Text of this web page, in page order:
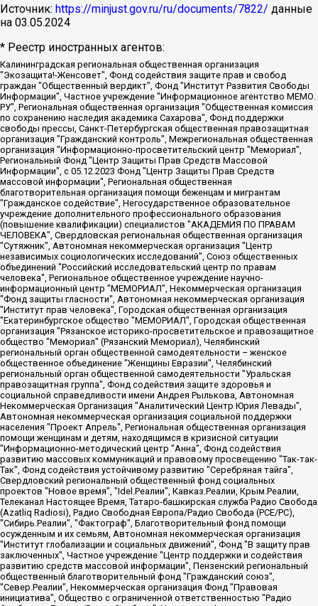
Источник: https://minjust.gov.ru/ru/documents/7822/ данные
на 03.05.2024
* Реестр иностранных агентов:
Калининградская региональная общественная организация "Экозащита!-Женсовет", Фонд содействия защите прав и свобод граждан "Общественный вердикт", Фонд "Институт Развития Свободы Информации", Частное учреждение "Информационное агентство МЕМО. РУ", Региональная общественная организация "Общественная комиссия по сохранению наследия академика Сахарова", Фонд поддержки свободы прессы, Санкт-Петербургская общественная правозащитная организация "Гражданский контроль", Межрегиональная общественная организация "Информационно-просветительский центр "Мемориал", Региональный Фонд "Центр Защиты Прав Средств Массовой Информации", с 05.12.2023 Фонд "Центр Защиты Прав Средств массовой информации", Региональная общественная благотворительная организация помощи беженцам и мигрантам "Гражданское содействие", Негосударственное образовательное учреждение дополнительного профессионального образования (повышение квалификации) специалистов "АКАДЕМИЯ ПО ПРАВАМ ЧЕЛОВЕКА", Свердловская региональная общественная организация "Сутяжник", Автономная некоммерческая организация "Центр независимых социологических исследований", Союз общественных объединений "Российский исследовательский центр по правам человека", Региональное общественное учреждение научно-информационный центр "МЕМОРИАЛ", Некоммерческая организация "Фонд защиты гласности", Автономная некоммерческая организация "Институт прав человека", Городская общественная организация "Екатеринбургское общество "МЕМОРИАЛ", Городская общественная организация "Рязанское историко-просветительское и правозащитное общество "Мемориал" (Рязанский Мемориал), Челябинский региональный орган общественной самодеятельности – женское общественное объединение "Женщины Евразии", Челябинский региональный орган общественной самодеятельности "Уральская правозащитная группа", Фонд содействия защите здоровья и социальной справедливости имени Андрея Рылькова, Автономная Некоммерческая Организация "Аналитический Центр Юрия Левады", Автономная некоммерческая организация социальной поддержки населения "Проект Апрель", Региональная общественная организация помощи женщинам и детям, находящимся в кризисной ситуации "Информационно-методический центр "Анна", Фонд содействия развитию массовых коммуникаций и правовому просвещению "Так-так-Так", Фонд содействия устойчивому развитию "Серебряная тайга", Свердловский региональный общественный фонд социальных проектов "Новое время", "Idel.Реалии", Кавказ.Реалии, Крым.Реалии, Телеканал Настоящее Время, Татаро-башкирская служба Радио Свобода (Azatliq Radiosi), Радио Свободная Европа/Радио Свобода (PCE/PC), "Сибирь.Реалии", "Фактограф", Благотворительный фонд помощи осужденным и их семьям, Автономная некоммерческая организация "Институт глобализации и социальных движений", Фонд "В защиту прав заключенных", Частное учреждение "Центр поддержки и содействия развитию средств массовой информации", Пензенский региональный общественный благотворительный фонд "Гражданский союз", "Север.Реалии", Некоммерческая организация Фонд "Правовая инициатива", Общество с ограниченной ответственностью "Радио Свободная Европа/Радио Свобода", Чешское информационное агентство "MEDIUM-ORIENT", Красноярская региональная общественная организация "Мы против СПИДа", Камалягин Денис Николаевич, Маркелов Сергей Евгеньевич, Пономарев Лев Александрович, Савицкая Людмила Алексеевна, Автономная некоммерческая организация "Центр по работе с проблемой насилия "НАСИЛИЮ.НЕТ", Межрегиональный профессиональный союз работников здравоохранения "Альянс врачей", Юридическое лицо, зарегистрированное в Латвийской Республике, SIA "Medusa Project" (регистрационный номер 40103797863, дата регистрации 10.06.2014), Некоммерческая организация "Фонд по борьбе с коррупцией", Автономная некоммерческая организация "Институт права и публичной политики", Баданин Роман Сергеевич, Гликин Максим Александрович, Железнова Мария Михайловна, Лукьянова Юлия Сергеевна, Маетная Елизавета Витальевна, Маняхин Петр Борисович, Чуракова Ольга Владимировна, Ярош Юлия Петровна, Юридическое лицо "The Insider SIA", зарегистрированное в Риге, Латвийская Республика (дата регистрации 26.06.2015), являющееся администратором доменного имени интернет-издания "The Insider SIA", https://theins.ru, Постернак Алексей Евгеньевич, Рубин Михаил Аркадьевич, Анин Роман Александрович, Юридическое лицо Istories fonds, зарегистрированное в Латвийской Республике (регистрационный номер 50008295751, дата регистрации 24.02.2020), Великовский Дмитрий Александрович, Долинина Ирина Николаевна, Мароховская Алеся Алексеевна, Шлейнов Роман Юрьевич, Шмагун Олеся Валентиновна, Общество с ограниченной ответственностью "Альтаир 2021", Общество с ограниченной ответственностью "Вега 2021", Общество с ограниченной ответственностью "Главный редактор 2021", Общество с ограниченной ответственностью "Ромашки монолит", Важенков Артем Валерьевич, Ивановская областная общественная организация "Центр гендерных исследований", Гурман Юрий Альбертович, Медиапроект "ОВД-Инфо", Егоров Владимир Владимирович, Жилинский Владимир Александрович, Общество с ограниченной ответственностью "ЗП", Иванова София Юрьевна, Карезина Инна Павловна, Кильтау Екатерина Викторовна, Петров Алексей Викторович, Пискунов Сергей Евгеньевич, Смирнов Сергей Сергеевич, Тихонов Михаил Сергеевич, Общество с ограниченной ответственностью "ЖУРНАЛИСТ-ИНОСТРАННЫЙ АГЕНТ", Арапова Галина Юрьевна, Вольтская Татьяна Анатольевна, Американская компания "Mason G.E.S. Anonymous Foundation" (США), являющаяся владельцем интернет-издания https://mnews.world/, Компания "Stichting Bellingcat", зарегистрированная в Нидерландах (дата регистрации 11.07.2018), Захаров Андрей Вячеславович, Клепиковская Екатерина Дмитриевна, Общество с ограниченной ответственностью "МЕМО", Перл Роман Александрович, Симонов Евгений Алексеевич, Соловьева Елена Анатольевна, Сотников Даниил Владимирович, Сурначева Елизавета Дмитриевна, Автономная некоммерческая организация по защите прав человека и информированию населения "Якутия – Наше Мнение", Общество с ограниченной ответственностью "Москоу диджитал медиа", с 26.01.2023 Общество с ограниченной ответственностью "Чайка Белые сады", Ветошкина Валерия Валерьевна, Заговора Максим Александрович, Межрегиональное общественное движение "Российская ЛГБТ - сеть", Оленичев Максим Владимирович, Павлов Иван Юрьевич, Скворцова Елена Сергеевна, Общество с ограниченной ответственностью "Как бы инагент", Кочетков Игорь Викторович, Общество с ограниченной ответственностью "Честные выборы", Еланчик Олег Александрович, Общество с ограниченной ответственностью "Нобелевский призыв", Гималова Регина Эмилевна, Григорьев Андрей Валерьевич, Григорьева Алина Александровна, Ассоциация по содействию защите прав призывников, альтернативнослужащих и военнослужащих "Правозащитная группа "Гражданин.Армия.Право", Хисамова Регина Фаритовна, Автономная некоммерческая организация по реализации социально-правовых программ "Лилит", Дальневосточное общественное движение "Маяк", Санкт-Петербургская ЛГБТ-инициативная группа "Выход", Инициативная группа ЛГБТ+ "Реверс", Алексеев Андрей Викторович, Бекбулатова Таисия Львовна, Беляев Иван Михайлович, Владыкина Елена Сергеевна, Гельман Марат Александрович, Никульшина Вероника Юрьевна, Толоконникова Надежда Андреевна, Шендерович Виктор Анатольевич, Общество с ограниченной ответственностью "Данное сообщение", Общество с ограниченной ответственностью Издательский дом "Новая глава", Айнбиндер Александра Александровна, Московский комьюнити-центр для ЛГБТ+инициатив, Благотворительный фонд развития филантропии, Deutsche Welle (Германия, Kurt-Schumacher-Strasse 3, 53113 Bonn), Борзунова Мария Михайловна, Воробьев Виктор Викторович, Голубева Анна Львовна, Константинова Алла Михайловна, Малкова Ирина Владимировна, Мурадов Мурад Абдулгалимович, Осетинская Елизавета Николаевна, Понасенков Евгений Николаевич, Ганапольский Матвей Юрьевич, Киселев Евгений Алексеевич, Борухович Ирина Григорьевна, Дремин Иван Тимофеевич, Дубровский Дмитрий Викторович, Красноярская региональная общественная организация поддержки и развития альтернативных образовательных технологий и межкультурных коммуникаций "ИНТЕРРА", Маяковская Екатерина Алексеевна, Фейгин Марк Захарович, Филимонов Андрей Викторович, Дзугкоева Регина Николаевна, Доброхотов Роман Александрович, Дудь Юрий Александрович, Елкин Сергей Владимирович, Кругликов Кирилл Игоревич, Сабунаева Мария Леонидовна, Семенов Алексей Владимирович, Шаинян Карен Багратович, Шульман Екатерина Михайловна, Асафьев Артур Валерьевич, Вахштайн Виктор Семенович, Венедиктов Алексей Алексеевич, Лушникова Екатерина Евгеньевна, Волков Леонид Михайлович, Невзоров Александр Глебович, Пархоменко Сергей Борисович, Сироткин Ярослав Николаевич, Кара-Мурза Владимир Владимирович, Баранова Наталья Владимировна, Гозман Леонид Яковлевич, Кагарлицкий Борис Юльевич, Климарев Михаил Валерьевич, Милов Владимир Станиславович, Автономная некоммерческая организация Краснодарский центр современного искусства "Типография", Моргенштерн Алишер Тагирович, Соболь Любовь Эдуардовна, Общество с ограниченной ответственностью "ЛИЗА НОРМ", Каспаров Гарри Кимович, Ходорковский Михаил Борисович, Общество с ограниченной ответственностью "Апрельские тезисы", Данилович Ирина Брониславовна, Кашин Олег Владимирович, Петров Николай Владимирович, Пивоваров Алексей Владимирович, Соколов Михаил Владимирович, Цветкова Юлия Владимировна, Чичваркин Евгений Александрович, Комитет против пыток/Команда против пыток, Общество с ограниченной ответственностью "Первый научный", Общество с ограниченной ответственностью "Вертолет и ко", Белоцерковская Вероника Борисовна, Кац Максим Евгеньевич, Лазарева Татьяна Юрьевна, Шаведдинов Руслан Табризович, Яшин Илья Валерьевич, Общество с ограниченной ответственностью "Иноагент ААВ", Алешковский Дмитрий Петрович, Альбац Евгения Марковна, Быков Дмитрий Львович, Галямина Юлия Евгеньевна, Лойко Сергей Леонидович, Мартынов Кирилл Константинович, Медведев Сергей Александрович, Крашенинников Федор Геннадиевич, Гордеева Катерина Вл